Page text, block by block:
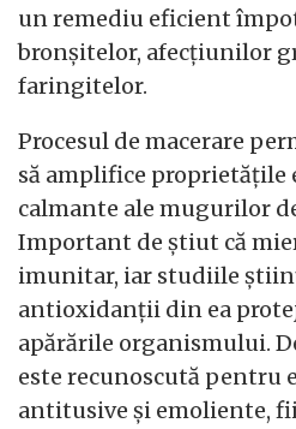
un remediu eficient
bronșitelor, afecțiunilor
faringitelor.
Procesul de macerare
să amplifice proprietățile
calmante ale mugurilor
Important de știut că
imunitar, iar studiile
antioxidanții din ea
apărările organismului.
este recunoscută pentru
antitusive și emoliente,